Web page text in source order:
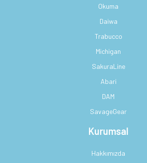
Okuma
Daiwa
Trabucco
Michigan
SakuraLine
Abari
DAM
SavageGear
Kurumsal
Hakkımızda